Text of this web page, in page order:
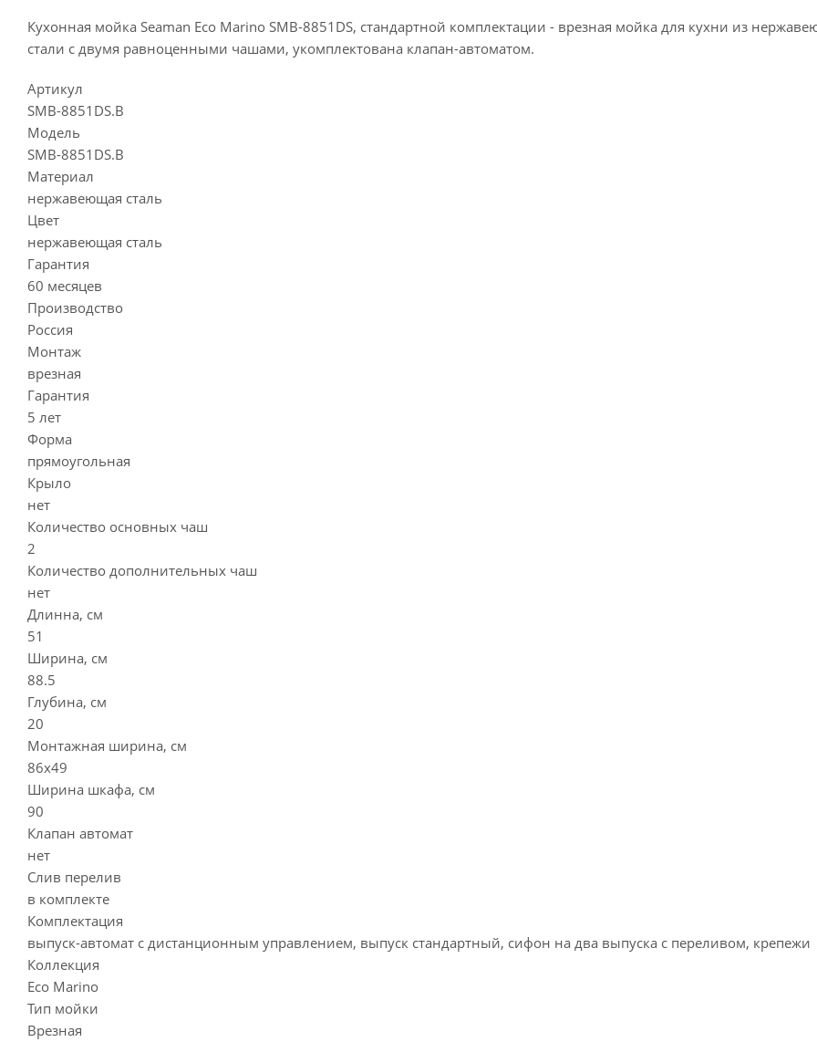
Кухонная мойка Seaman Eco Marino SMB-8851DS, стандартной комплектации - врезная мойка для кухни из
стали с двумя равноценными чашами, укомплектована клапан-автоматом.
Артикул
SMB-8851DS.B
Модель
SMB-8851DS.B
Материал
нержавеющая сталь
Цвет
нержавеющая сталь
Гарантия
60 месяцев
Производство
Россия
Монтаж
врезная
Гарантия
5 лет
Форма
прямоугольная
Крыло
нет
Количество основных чаш
2
Количество дополнительных чаш
нет
Длинна, см
51
Ширина, см
88.5
Глубина, см
20
Монтажная ширина, см
86x49
Ширина шкафа, см
90
Клапан автомат
нет
Слив перелив
в комплекте
Комплектация
выпуск-автомат с дистанционным управлением, выпуск стандартный, сифон на два выпуска с переливом, крепежи
Коллекция
Eco Marino
Тип мойки
Врезная